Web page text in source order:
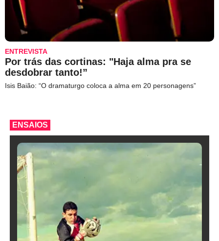
ENTREVISTA
Por trás das cortinas: "Haja alma pra se
desdobrar tanto!”
Isis Baião: “O dramaturgo coloca a alma em 20 personagens”
ENSAIOS